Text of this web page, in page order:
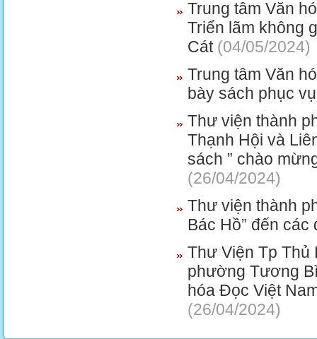
Trung tâm Văn
Triển lãm không
Cát(04/05/2024)
Trung tâm Văn
bày sách phục
Thư viện thành
Thạnh Hội và
sách ” chào
(26/04/2024)
Thư viện thành
Bác Hồ” đến
Thư Viện Tp
phường Tương
hóa Đọc Việt
(26/04/2024)